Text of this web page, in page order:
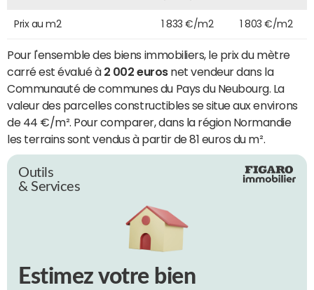
Prix au m2 1 833 €/m2 1 803 €/m2
Pour l'ensemble des biens immobiliers, le prix du mètre
carré est évalué à 2 002 eurosnet vendeur dans la
Communauté de communes du Pays du Neubourg. La
valeur des parcelles constructibles se situe aux environs
de 44 €/m². Pour comparer, dans la région Normandie
les terrains sont vendus à partir de 81 euros du m².
Outils
& Services
Estimez votre bien